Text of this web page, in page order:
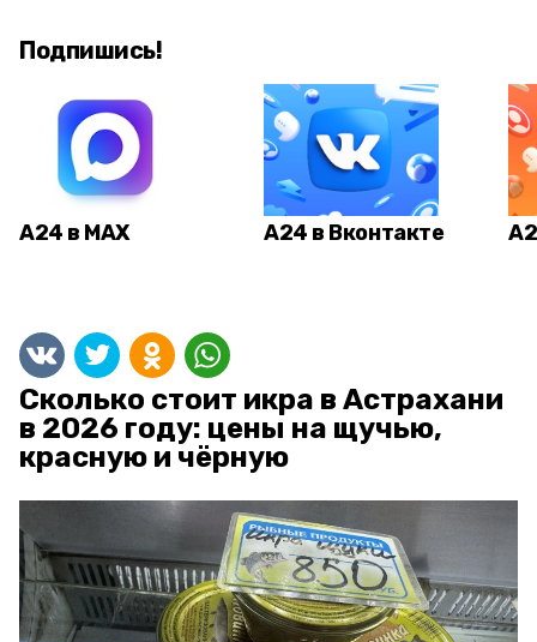
Подпишись!
А24 в MAX А24 в Вконтакте
Сколько стоит икра в Астрахани
в 2026 году: цены на щучью,
красную и чёрную